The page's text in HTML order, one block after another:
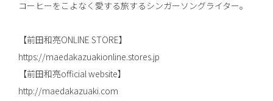
コーヒーをこよなく愛する旅するシンガーソングライター。
【前田和亮ONLINE STORE】
https://maedakazuakionline.stores.jp
【前田和亮official website】
http://maedakazuaki.com